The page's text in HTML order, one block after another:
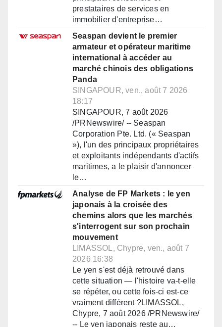
prestataires de services en
immobilier d'entreprise…
Seaspan devient le premier
armateur et opérateur maritime
international à accéder au
marché chinois des obligations
Panda
SINGAPOUR, ven., août 7 2026
18:17
SINGAPOUR, 7 août 2026
/PRNewswire/ -- Seaspan
Corporation Pte. Ltd. (« Seaspan
»), l'un des principaux propriétaires
et exploitants indépendants d'actifs
maritimes, a le plaisir d'annoncer
le…
Analyse de FP Markets : le yen
japonais à la croisée des
chemins alors que les marchés
s'interrogent sur son prochain
mouvement
LIMASSOL, Chypre, ven., août 7
2026 16:38
Le yen s'est déjà retrouvé dans
cette situation — l'histoire va-t-elle
se répéter, ou cette fois-ci est-ce
vraiment différent ?LIMASSOL,
Chypre, 7 août 2026 /PRNewswire/
-- Le yen japonais reste au…